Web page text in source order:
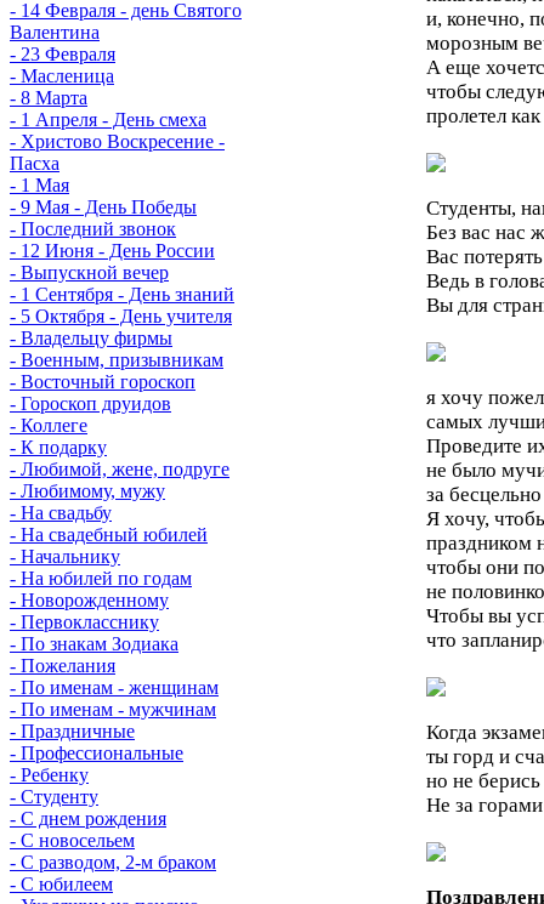
- 14 Февраля - день Святого
Валентина
- 23 Февраля
- Масленица
- 8 Марта
- 1 Апреля - День смеха
- Христово Воскресение -
Пасха
- 1 Мая
- 9 Мая - День Победы
- Последний звонок
- 12 Июня - День России
- Выпускной вечер
- 1 Сентября - День знаний
- 5 Октября - День учителя
- Владельцу фирмы
- Военным, призывникам
- Восточный гороскоп
- Гороскоп друидов
- Коллеге
- К подарку
- Любимой, жене, подруге
- Любимому, мужу
- На свадьбу
- На свадебный юбилей
- Начальнику
- На юбилей по годам
- Новорожденному
- Первокласснику
- По знакам Зодиака
- Пожелания
- По именам - женщинам
- По именам - мужчинам
- Праздничные
- Профессиональные
- Ребенку
- Студенту
- С днем рождения
- С новосельем
- С разводом, 2-м браком
- С юбилеем
и, конечно,
морозным
А еще
чтобы
пролетел
Студенты,
Без вас нас
Вас
Ведь в
Вы для
я хочу
самых
Проведите
не было
за
Я хочу,
праздником
чтобы они
не
Чтобы вы
что
Когда
ты горд и
но не
Не за